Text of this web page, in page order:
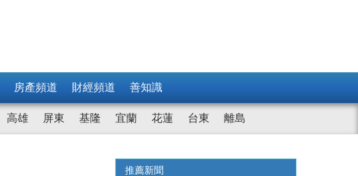
房產頻道 財經頻道 善知識
高雄 屏東 基隆 宜蘭 花蓮 台東 離島
推薦新聞